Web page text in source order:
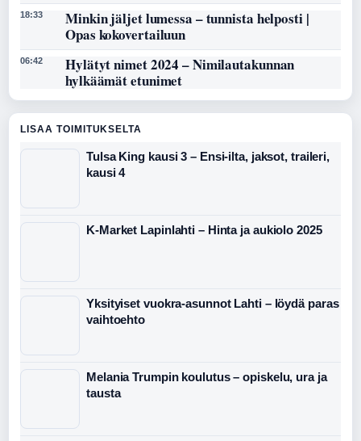
18:33
Minkin jäljet lumessa – tunnista helposti |
Opas kokovertailuun
06:42
Hylätyt nimet 2024 – Nimilautakunnan
hylkäämät etunimet
LISAA TOIMITUKSELTA
Tulsa King kausi 3 – Ensi-ilta, jaksot, traileri,
kausi 4
K-Market Lapinlahti – Hinta ja aukiolo 2025
Yksityiset vuokra-asunnot Lahti – löydä paras
vaihtoehto
Melania Trumpin koulutus – opiskelu, ura ja
tausta